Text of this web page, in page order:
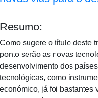
Resumo:
Como sugere o título deste
ponto serão as novas
desenvolvimento dos
tecnológicas, como
económico, já foi bastantes